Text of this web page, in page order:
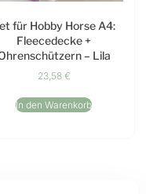
für Hobby Horse A4:
Fleecedecke +
– Lila
23,58 €
In den Warenkorb